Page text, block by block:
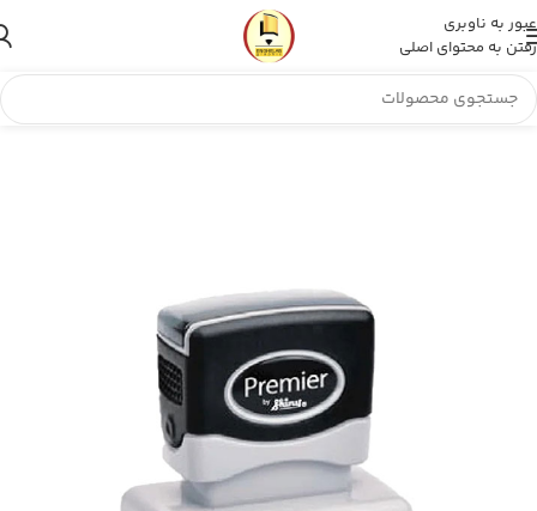
عبور به ناوبری
رفتن به محتوای اصلی
مهر انقلاب» فروشگاه